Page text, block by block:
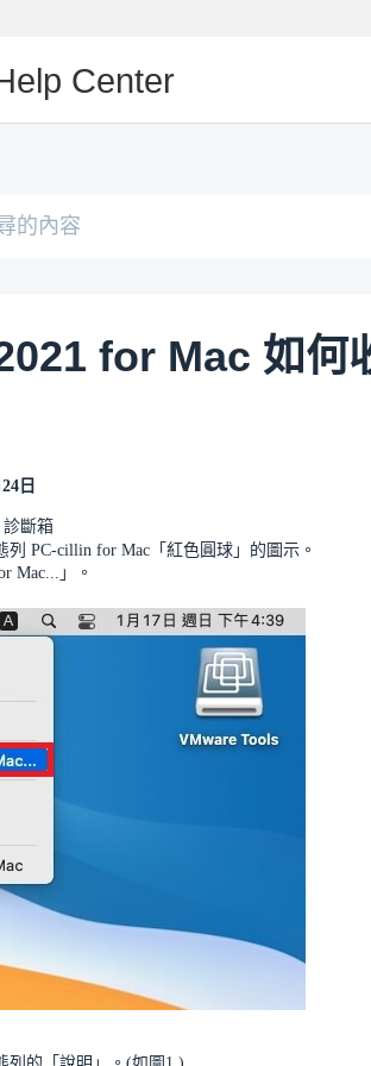
Center
for Mac 如何
日
斷箱
列 PC-cillin for Mac「紅色圓球」的圖示。
Mac...」。